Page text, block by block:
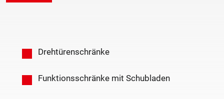
Drehtürenschränke
Funktionsschränke mit Schubladen